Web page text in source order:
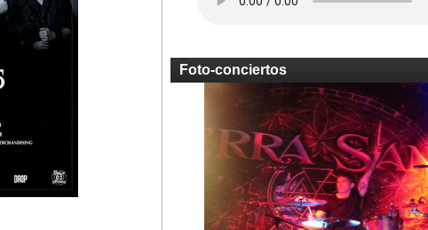
Foto-conciertos